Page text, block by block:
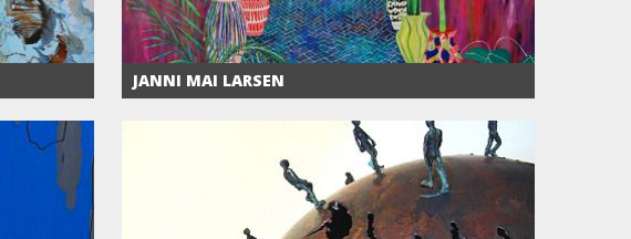
JANNI MAI LARSEN